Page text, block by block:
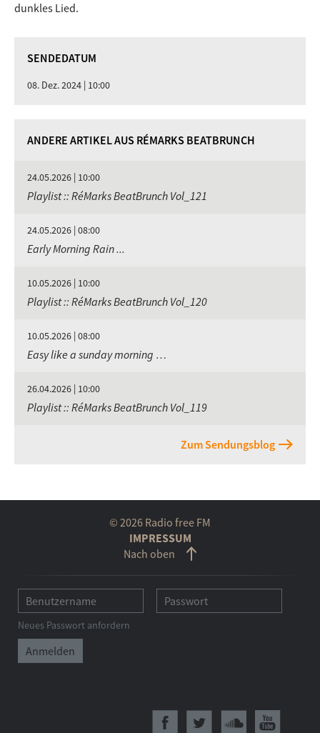
dunkles Lied.
SENDEDATUM
08. Dez. 2024 | 10:00
ANDERE ARTIKEL AUS RÉMARKS BEATBRUNCH
24.05.2026 | 10:00
Playlist :: RéMarks BeatBrunch Vol_121
24.05.2026 | 08:00
Early Morning Rain ...
10.05.2026 | 10:00
Playlist :: RéMarks BeatBrunch Vol_120
10.05.2026 | 08:00
Easy like a sunday morning …
26.04.2026 | 10:00
Playlist :: RéMarks BeatBrunch Vol_119
Zum Sendungsblog
© 2026 Radio free FM
IMPRESSUM
Nach oben
Neues Passwort anfordern